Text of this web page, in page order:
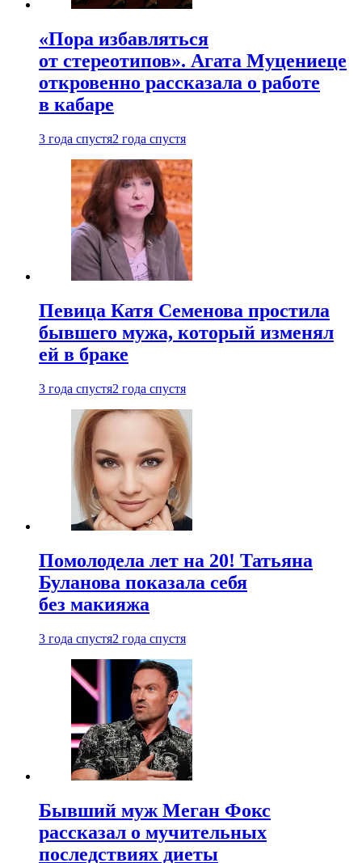
«Пора избавляться
от стереотипов». Агата Муцениеце
откровенно рассказала о работе
в кабаре
3 года спустя2 года спустя
Певица Катя Семенова простила
бывшего мужа, который изменял
ей в браке
3 года спустя2 года спустя
Помолодела лет на 20! Татьяна
Буланова показала себя
без макияжа
3 года спустя2 года спустя
Бывший муж Меган Фокс
рассказал о мучительных
последствиях диеты